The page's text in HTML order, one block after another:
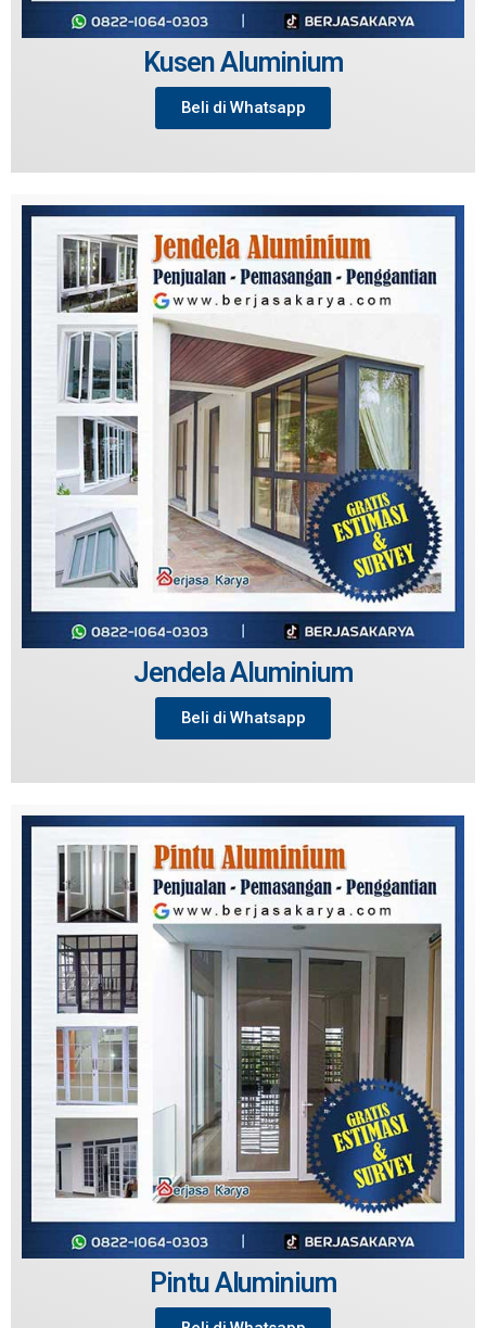
Kusen Aluminium
Beli di Whatsapp
Jendela Aluminium
Beli di Whatsapp
Pintu Aluminium